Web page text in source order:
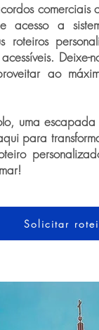
comerciais
acesso a
roteiros
ao
uma
para
Solicitar